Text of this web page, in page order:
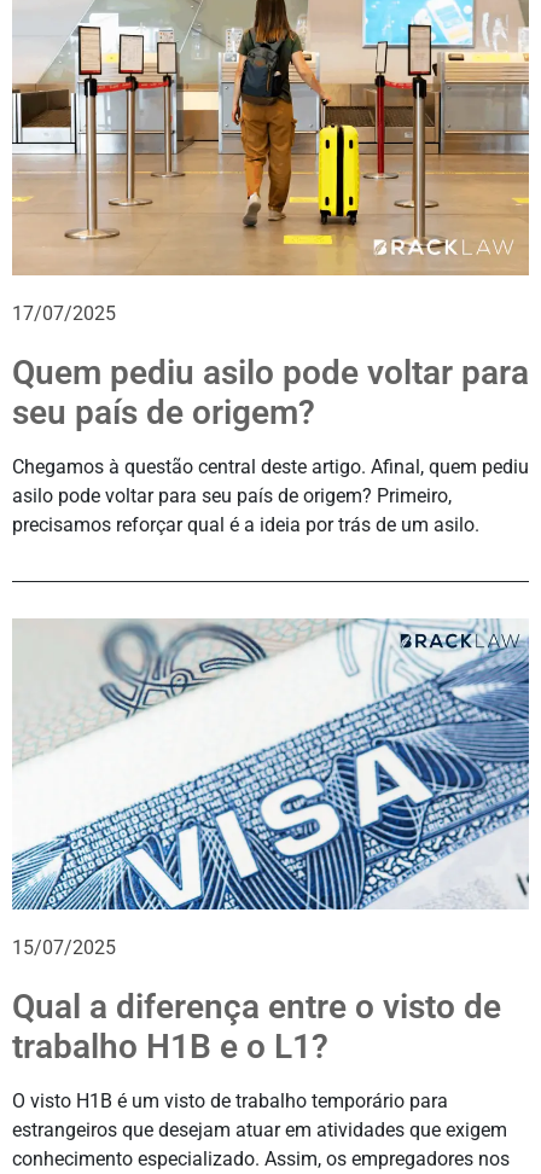
17/07/2025
Quem pediu asilo pode voltar para
seu país de origem?
Chegamos à questão central deste artigo. Afinal, quem pediu
asilo pode voltar para seu país de origem? Primeiro,
precisamos reforçar qual é a ideia por trás de um asilo.
15/07/2025
Qual a diferença entre o visto de
trabalho H1B e o L1?
O visto H1B é um visto de trabalho temporário para
estrangeiros que desejam atuar em atividades que exigem
conhecimento especializado. Assim, os empregadores nos